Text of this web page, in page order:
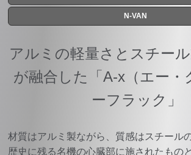
N-VAN
アルミの軽量さとスチー
が融合した「A-x（エー・
ーフラック」
材質はアルミ製ながら、質感はスチール
歴史に残る名機の心臓部に施されたもの